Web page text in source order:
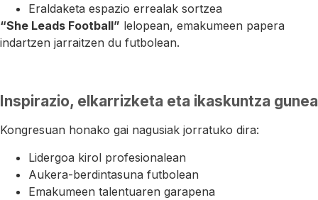
Eraldaketa espazio errealak sortzea
“She Leads Football” lelopean, emakumeen papera
indartzen jarraitzen du futbolean.
Inspirazio, elkarrizketa eta ikaskuntza gunea
Kongresuan honako gai nagusiak jorratuko dira:
Lidergoa kirol profesionalean
Aukera-berdintasuna futbolean
Emakumeen talentuaren garapena